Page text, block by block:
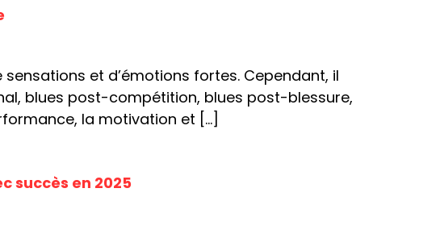
et d’émotions fortes. Cependant, il
blues post-compétition, blues post-blessure,
la motivation et […]
succès en 2025